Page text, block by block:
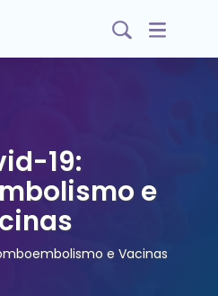
19:
e
e Vacinas